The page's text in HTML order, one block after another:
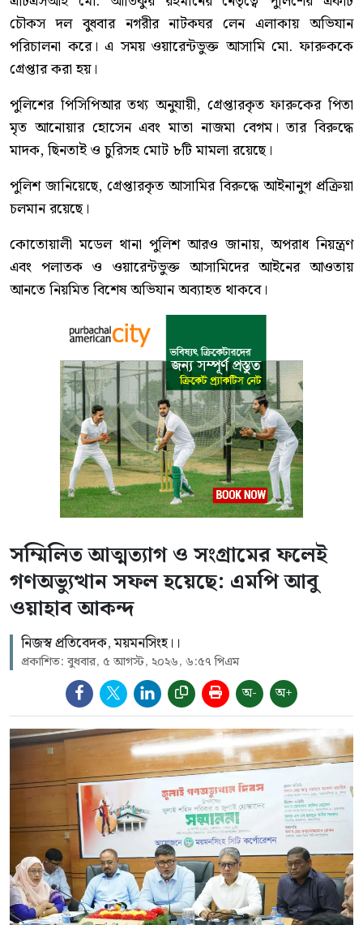
চৌকস দল বুধবার নগরীর নাটকঘর লেন এলাকায় অভিযান
পরিচালনা করে। এ সময় ওয়ারেন্টভুক্ত আসামি মো. ফারুককে
গ্রেপ্তার করা হয়।
পুলিশের পিসিপিআর তথ্য অনুযায়ী, গ্রেপ্তারকৃত ফারুকের পিতা
মৃত আনোয়ার হোসেন এবং মাতা নাজমা বেগম। তার বিরুদ্ধে
মাদক, ছিনতাই ও চুরিসহ মোট ৮টি মামলা রয়েছে।
পুলিশ জানিয়েছে, গ্রেপ্তারকৃত আসামির বিরুদ্ধে আইনানুগ প্রক্রিয়া
চলমান রয়েছে।
কোতোয়ালী মডেল থানা পুলিশ আরও জানায়, অপরাধ নিয়ন্ত্রণ
এবং পলাতক ও ওয়ারেন্টভুক্ত আসামিদের আইনের আওতায়
আনতে নিয়মিত বিশেষ অভিযান অব্যাহত থাকবে।
সম্মিলিত আত্মত্যাগ ও সংগ্রামের ফলেই
গণঅভ্যুত্থান সফল হয়েছে: এমপি আবু
ওয়াহাব আকন্দ
নিজস্ব প্রতিবেদক, ময়মনসিংহ।।
প্রকাশিত: বুধবার, ৫ আগস্ট, ২০২৬, ৬:৫৭ পিএম
অ- অ+